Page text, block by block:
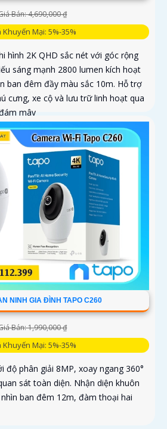
Bán: 4,690,000 ₫
Khuyến Mại: 5%-35%
hình 2K QHD sắc nét với góc rộng
sáng mạnh 2800 lumen kích hoạt
ban đêm đầy màu sắc 10m. Hỗ trợ
cưng, xe cộ và lưu trữ linh hoạt qua
mây
NINH GIA ĐÌNH TAPO C260
Bán: 1,990,000 ₫
Khuyến Mại: 5%-35%
độ phân giải 8MP, xoay ngang 360°
sát toàn diện. Nhận diện khuôn
ban đêm 12m, đàm thoại hai